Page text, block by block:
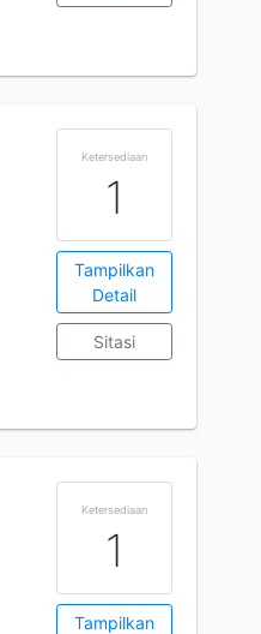
Ketersediaan
1
Tampilkan
Detail
Sitasi
Ketersediaan
1
Tampilkan